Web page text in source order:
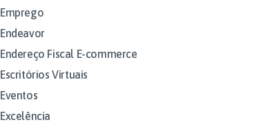
Emprego
Endeavor
Endereço Fiscal E-commerce
Escritórios Virtuais
Eventos
Excelência